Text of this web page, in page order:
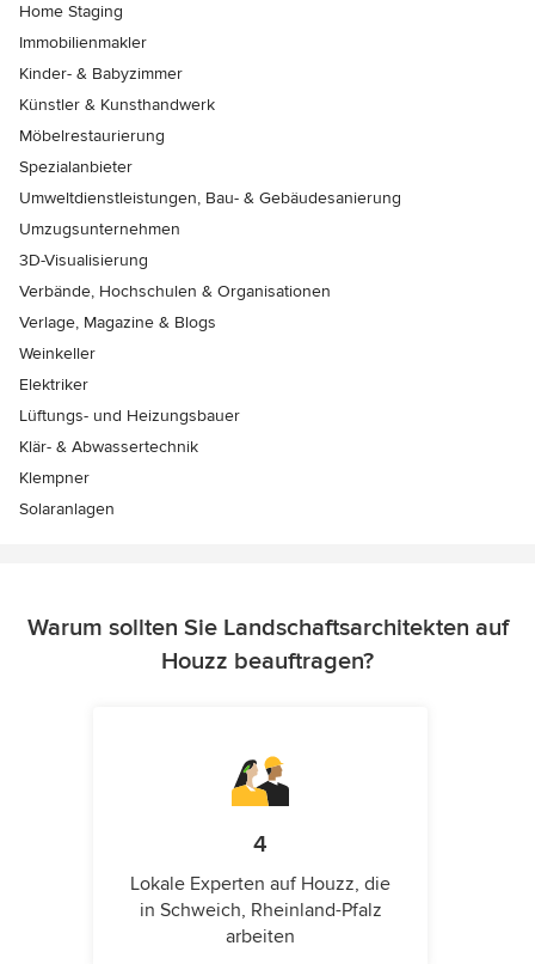
Home Staging
Immobilienmakler
Kinder- & Babyzimmer
Künstler & Kunsthandwerk
Möbelrestaurierung
Spezialanbieter
Umweltdienstleistungen, Bau- & Gebäudesanierung
Umzugsunternehmen
3D-Visualisierung
Verbände, Hochschulen & Organisationen
Verlage, Magazine & Blogs
Weinkeller
Elektriker
Lüftungs- und Heizungsbauer
Klär- & Abwassertechnik
Klempner
Solaranlagen
Warum sollten Sie Landschaftsarchitekten auf
Houzz beauftragen?
4
Lokale Experten auf Houzz, die
in Schweich, Rheinland-Pfalz
arbeiten